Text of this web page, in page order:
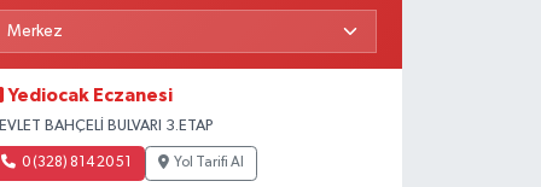
Yediocak Eczanesi
BAHÇELİ BULVARI 3.ETAP
0 (328) 814 20 51 Yol Tarifi Al